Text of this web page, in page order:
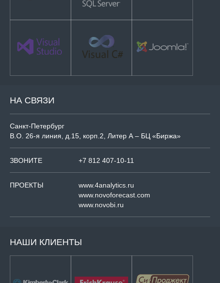
НА СВЯЗИ
Санкт-Петербург
В.О. 26-я линия, д.15, корп.2, Литер А – БЦ «Биржа»
ЗВОНИТЕ +7 812 407-10-11
ПРОЕКТЫ
www.4analytics.ru
www.novoforecast.com
www.novobi.ru
НАШИ КЛИЕНТЫ